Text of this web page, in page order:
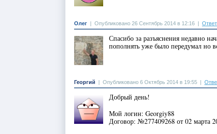
Олег | Опубликовано 26 Сентябрь 2014 в 12:16 |
Спасибо за разъяснения недавно
пополнять уже было передумал но
Георгий | Опубликовано 6 Октябрь 2014 в 19:55 |
Добрый день!
Мой логин: Georgiy88
Договор: №277409268 от 02 марта